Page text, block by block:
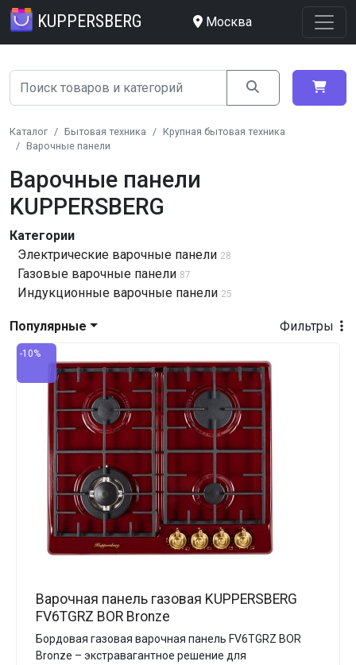
KUPPERSBERG Москва
Каталог Бытовая техника
Крупная бытовая техника
Варочные панели
Варочные панели
KUPPERSBERG
Категории
Электрические варочные панели 28
Газовые варочные панели 87
Индукционные варочные панели 25
Фильтры
Популярные
-10%
Варочная панель газовая KUPPERSBERG
FV6TGRZ BOR Bronze
Бордовая газовая варочная панель FV6TGRZ BOR
Bronze – экстравагантное решение для